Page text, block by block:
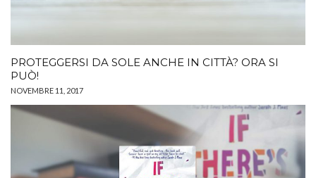
PROTEGGERSI DA SOLE ANCHE IN CITTÀ? ORA SI
PUÒ!
NOVEMBRE 11, 2017